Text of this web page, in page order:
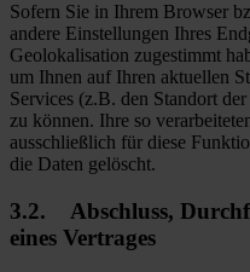
Sofern Sie in Ihrem Browser
andere Einstellungen Ihres
Geolokalisation zugestimmt
um Ihnen auf Ihren aktuellen
Services (z.B. den Standort
zu können. Ihre so
ausschließlich für diese
die Daten gelöscht.
3.2. Abschluss,
eines Vertrages